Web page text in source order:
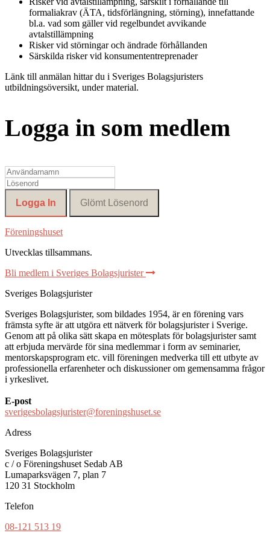
formaliakrav (ÄTA, tidsförlängning, störning), innefattande
bl.a. vad som gäller vid regelbundet avvikande
avtalstillämpning
Risker vid störningar och ändrade förhållanden
Särskilda risker vid konsumententreprenader
Länk till anmälan hittar du i Sveriges Bolagsjuristers
utbildningsöversikt, under material.
Logga in som medlem
Föreningshuset
Utvecklas tillsammans.
Bli medlem i Sveriges Bolagsjurister
Sveriges Bolagsjurister
Sveriges Bolagsjurister, som bildades 1954, är en förening vars
främsta syfte är att utgöra ett nätverk för bolagsjurister i Sverige.
Genom att på olika sätt skapa en mötesplats för bolagsjurister samt
att erbjuda mervärde för sina medlemmar i form av seminarier,
mentorskapsprogram etc. vill föreningen medverka till ett utbyte av
professionella erfarenheter och diskussioner om gemensamma frågor
i yrkeslivet.
E-post
sverigesbolagsjurister@foreningshuset.se
Adress
Sveriges Bolagsjurister
c / o Föreningshuset Sedab AB
Lumaparksvägen 7, plan 7
120 31 Stockholm
Telefon
08-121 513 19